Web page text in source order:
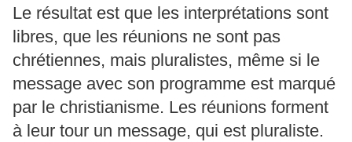
Le résultat est que les interprétations sont
libres, que les réunions ne sont pas
chrétiennes, mais pluralistes, même si le
message avec son programme est marqué
par le christianisme. Les réunions forment
à leur tour un message, qui est pluraliste.